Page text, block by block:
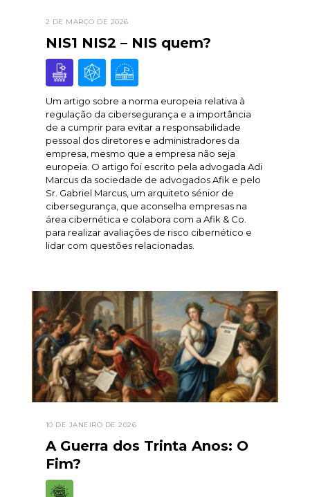
2 DE MARÇO DE 2026
NIS1 NIS2 – NIS quem?
Um artigo sobre a norma europeia relativa à
regulação da cibersegurança e a importância
de a cumprir para evitar a responsabilidade
pessoal dos diretores e administradores da
empresa, mesmo que a empresa não seja
europeia. O artigo foi escrito pela advogada Adi
Marcus da sociedade de advogados Afik e pelo
Sr. Gabriel Marcus, um arquiteto sénior de
cibersegurança, que aconselha empresas na
área cibernética e colabora com a Afik & Co.
para realizar avaliações de risco cibernético e
lidar com questões relacionadas.
10 DE JANEIRO DE 2026
A Guerra dos Trinta Anos: O
Fim?